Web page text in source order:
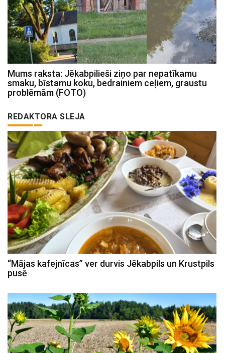
Mums raksta: Jēkabpilieši ziņo par nepatīkamu
smaku, bīstamu koku, bedrainiem ceļiem, graustu
problēmām (FOTO)
REDAKTORA SLEJA
“Mājas kafejnīcas” ver durvis Jēkabpils un Krustpils
pusē